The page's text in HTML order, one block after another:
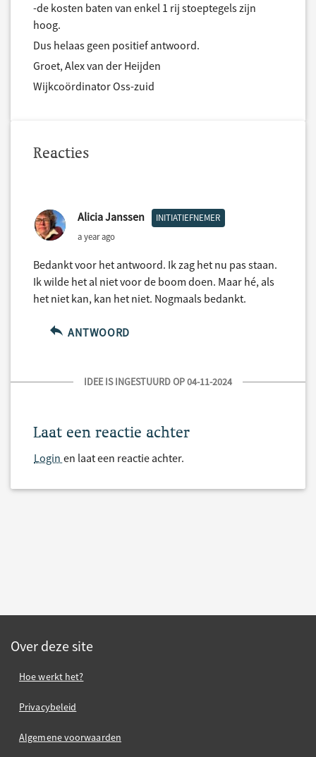
-de kosten baten van enkel 1 rij stoeptegels zijn
hoog.
Dus helaas geen positief antwoord.
Groet, Alex van der Heijden
Wijkcoördinator Oss-zuid
Reacties
Alicia Janssen INITIATIEFNEMER
a year ago
Bedankt voor het antwoord. Ik zag het nu pas staan.
Ik wilde het al niet voor de boom doen. Maar hé, als
het niet kan, kan het niet. Nogmaals bedankt.
ANTWOORD
IDEE IS INGESTUURD OP 04-11-2024
Laat een reactie achter
Login en laat een reactie achter.
Over deze site
Hoe werkt het?
Privacybeleid
Algemene voorwaarden